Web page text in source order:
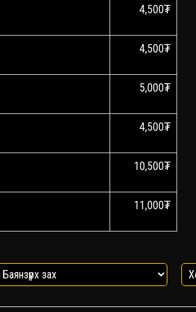
4,500₮
4,500₮
5,000₮
4,500₮
10,500₮
11,000₮